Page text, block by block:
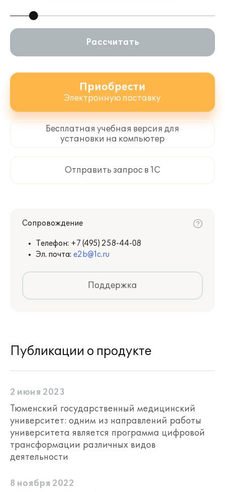
Рассчитать
Приобрести
Электронную поставку
Бесплатная учебная версия для
установки на компьютер
Отправить запрос в 1С
Сопровождение
Телефон: +7 (495) 258-44-08
Эл. почта: e2b@1c.ru
Поддержка
Публикации о продукте
2 июня 2023
Тюменский государственный медицинский
университет: одним из направлений работы
университета является программа цифровой
трансформации различных видов
деятельности
8 ноября 2022